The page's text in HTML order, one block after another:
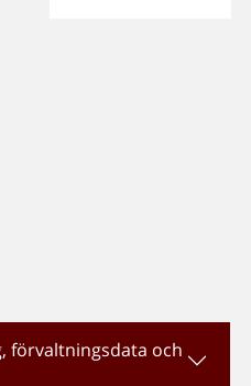
förvaltningsdata och